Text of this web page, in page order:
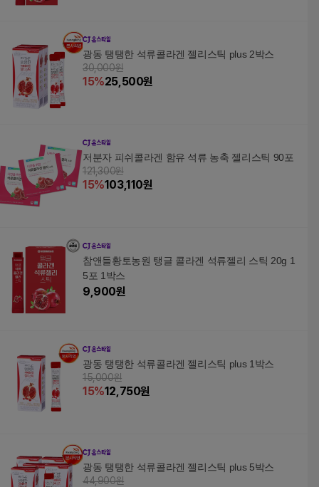
광동 탱탱한 석류콜라겐 젤리스틱 plus 2박스
30,000원
15%25,500원
저분자 피쉬콜라겐 함유 석류 농축 젤리스틱 90포
121,300원
15%103,110원
참앤들황토농원 탱글 콜라겐 석류젤리 스틱 20g 1
5포 1박스
9,900원
광동 탱탱한 석류콜라겐 젤리스틱 plus 1박스
15,000원
15%12,750원
광동 탱탱한 석류콜라겐 젤리스틱 plus 5박스
44,900원